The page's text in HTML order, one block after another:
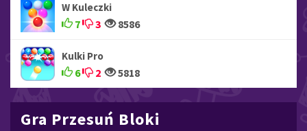
W Kuleczki
7 3 8586
Kulki Pro
6 2 5818
Gra Przesuń Bloki